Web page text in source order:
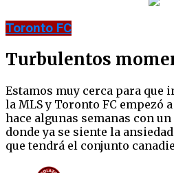
Toronto FC
Turbulentos
Estamos muy cerca para que
la MLS y Toronto FC empezó
hace algunas semanas con
donde ya se siente la
que tendrá el conjunto